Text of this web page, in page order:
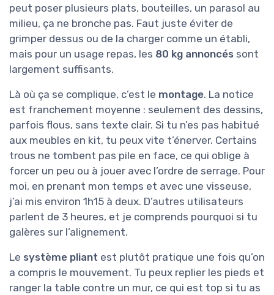
peut poser plusieurs plats, bouteilles, un parasol au
milieu, ça ne bronche pas. Faut juste éviter de
grimper dessus ou de la charger comme un établi,
mais pour un usage repas, les 80 kg annoncés sont
largement suffisants.
Là où ça se complique, c’est le montage. La notice
est franchement moyenne : seulement des dessins,
parfois flous, sans texte clair. Si tu n’es pas habitué
aux meubles en kit, tu peux vite t’énerver. Certains
trous ne tombent pas pile en face, ce qui oblige à
forcer un peu ou à jouer avec l’ordre de serrage. Pour
moi, en prenant mon temps et avec une visseuse,
j’ai mis environ 1h15 à deux. D’autres utilisateurs
parlent de 3 heures, et je comprends pourquoi si tu
galères sur l’alignement.
Le système pliant est plutôt pratique une fois qu’on
a compris le mouvement. Tu peux replier les pieds et
ranger la table contre un mur, ce qui est top si tu as